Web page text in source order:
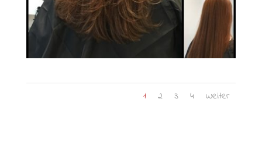
1 2 3 4 Weiter